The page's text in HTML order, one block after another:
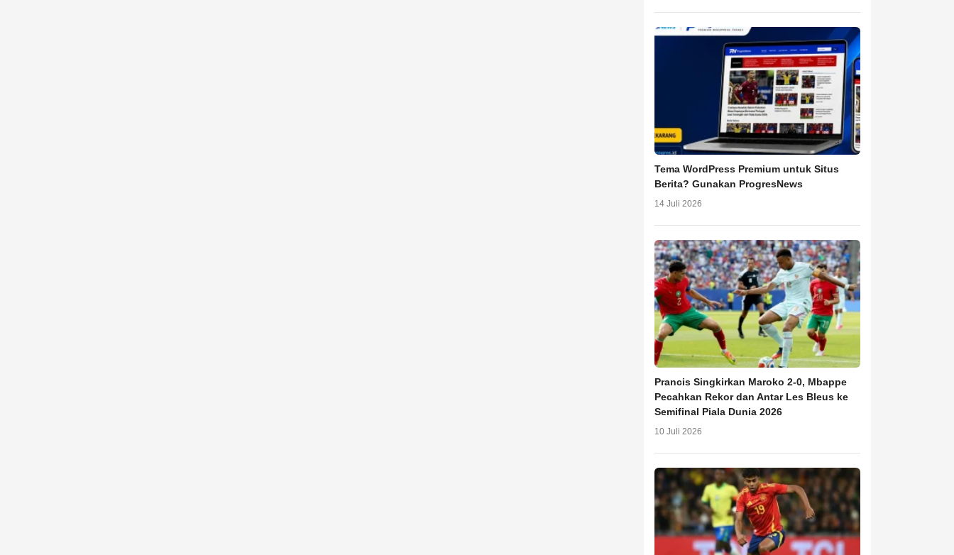
Tema WordPress Premium untuk Situs
Berita? Gunakan ProgresNews
14 Juli 2026
Prancis Singkirkan Maroko 2-0, Mbappe
Pecahkan Rekor dan Antar Les Bleus ke
Semifinal Piala Dunia 2026
10 Juli 2026